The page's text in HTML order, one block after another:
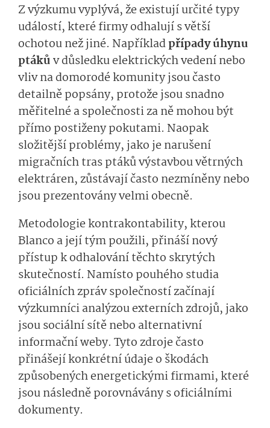
Z výzkumu vyplývá, že existují určité typy
událostí, které firmy odhalují s větší
ochotou než jiné. Napříkladpřípady úhynu
ptákův důsledku elektrických vedení nebo
vliv na domorodé komunity jsou často
detailně popsány, protože jsou snadno
měřitelné a společnosti za ně mohou být
přímo postiženy pokutami. Naopak
složitější problémy, jako je narušení
migračních tras ptáků výstavbou větrných
elektráren, zůstávají často nezmíněny nebo
jsou prezentovány velmi obecně.
Metodologie kontrakontability, kterou
Blanco a její tým použili, přináší nový
přístup k odhalování těchto skrytých
skutečností. Namísto pouhého studia
oficiálních zpráv společností začínají
výzkumníci analýzou externích zdrojů, jako
jsou sociální sítě nebo alternativní
informační weby. Tyto zdroje často
přinášejí konkrétní údaje o škodách
způsobených energetickými firmami, které
jsou následně porovnávány s oficiálními
dokumenty.